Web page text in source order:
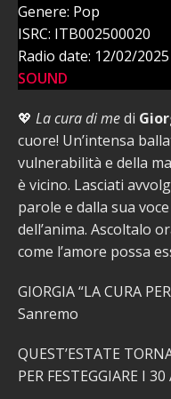
Genere: Pop
ISRC: ITB002500020
Radio date: 12/02/
SOUND
💖 La cura di medi
cuore! Un’intensa
vulnerabilità e della
è vicino. Lasciati
parole e dalla sua
dell’anima. Ascoltalo
come l’amore possa
GIORGIA “LA CURA
Sanremo
QUEST’ESTATE
PER FESTEGGIARE I